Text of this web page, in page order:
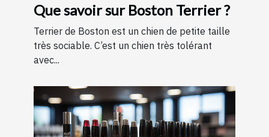
Que savoir sur Boston Terrier ?
Terrier de Boston est un chien de petite taille
très sociable. C’est un chien très tolérant
avec...